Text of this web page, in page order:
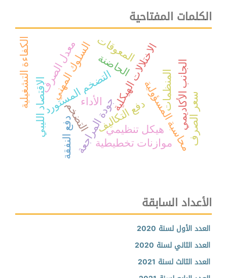
الكلمات المفتاحية
السلوك المهني
جودة المراجعة
التضخمدفع التكاليف دفع النفقة
التضخم المستوردالاختلالات الهيكلية الاقتصاد الليبي محاسبة المسؤوليةهيكل تنظيمي
موازنات تخطيطية
المنظماتالجانب الأكاديميسعر الصرف
معدل الصرفالكفاءة التشغيلية الحاضنة
الأداء
المعوقات
الأعداد السابقة
العدد الأول لسنة 2020
العدد الثاني لسنة 2020
العدد الثالث لسنة 2021